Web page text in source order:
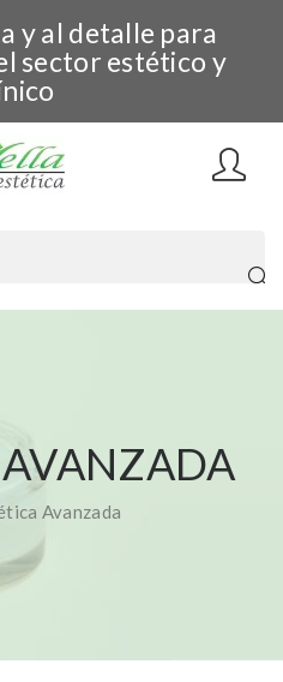
y al detalle para
sector estético y
Avanzada